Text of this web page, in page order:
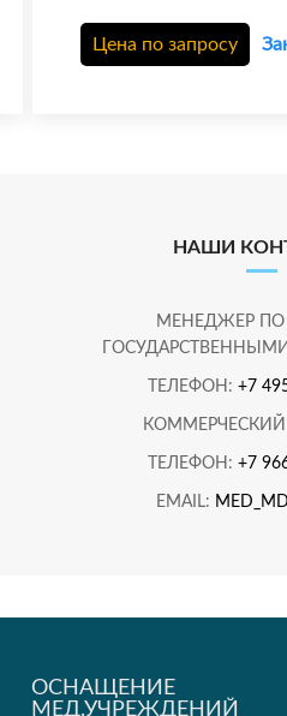
Цена по запросу
НАШИ
МЕНЕДЖЕР ПО
ТЕЛЕФОН:+7
КОММЕРЧЕСКИЙ
ТЕЛЕФОН:+7
EMAIL:
ОСНАЩЕНИЕ
МЕД.УЧРЕЖДЕНИЙ